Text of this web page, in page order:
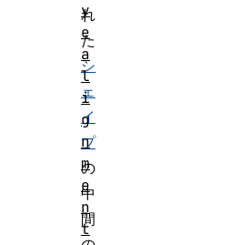
れ
た
シ
ェ
イ
プ
の
中
間
v
e
a
l
i
g
n
m
e
n
t